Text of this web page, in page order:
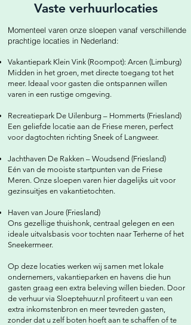
Vaste verhuurlocaties
Momenteel varen onze sloepen vanaf verschillende
prachtige locaties in Nederland:
Vakantiepark Klein Vink (Roompot): Arcen (Limburg)
Midden in het groen, met directe toegang tot het
meer. Ideaal voor gasten die ontspannen willen
varen in een rustige omgeving.
Recreatiepark De Uilenburg – Hommerts (Friesland)
Een geliefde locatie aan de Friese meren, perfect
voor dagtochten richting Sneek of Langweer.
Jachthaven De Rakken – Woudsend (Friesland)
Eén van de mooiste startpunten van de Friese
Meren. Onze sloepen varen hier dagelijks uit voor
gezinsuitjes en vakantietochten.
Haven van Joure (Friesland)
Ons gezellige thuishonk, centraal gelegen en een
ideale uitvalsbasis voor tochten naar Terherne of het
Sneekermeer.
Op deze locaties werken wij samen met lokale
ondernemers, vakantieparken en havens die hun
gasten graag een extra beleving willen bieden. Door
de verhuur via Sloeptehuur.nl profiteert u van een
extra inkomstenbron en meer tevreden gasten,
zonder dat u zelf boten hoeft aan te schaffen of te